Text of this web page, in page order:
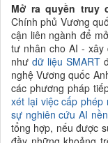
Mở ra quyền truy
Chính phủ Vương
cận liên ngành để
tư nhân cho AI -
như dữ liệu SMART
nghệ Vương quốc
các phương pháp
xét lại việc cấp
sự nghiên cứu AI
tổng hợp, nếu được